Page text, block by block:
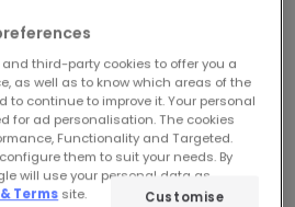
third-party cookies to offer you a
as well as to know which areas of the
to continue to improve it. Your personal
for ad personalisation. The cookies
Functionality and Targeted.
them to suit your needs. By
will use your personal data as
Terms site. Customise